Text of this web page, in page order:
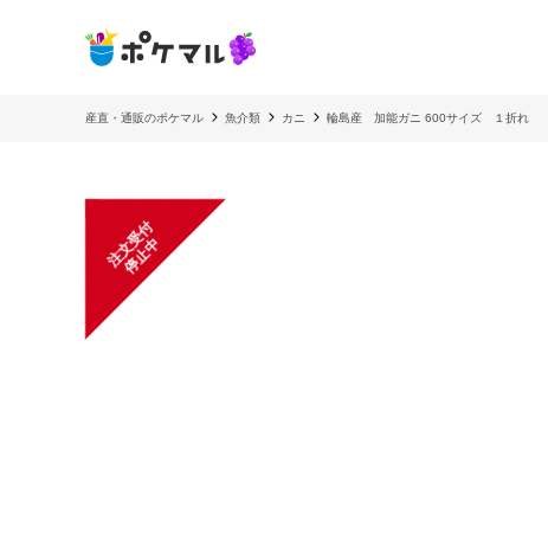
産直・通販のポケマル 魚介類 カニ 輪島産 加能ガニ 600サイズ １折れ
注
文
受
付
停
止
中